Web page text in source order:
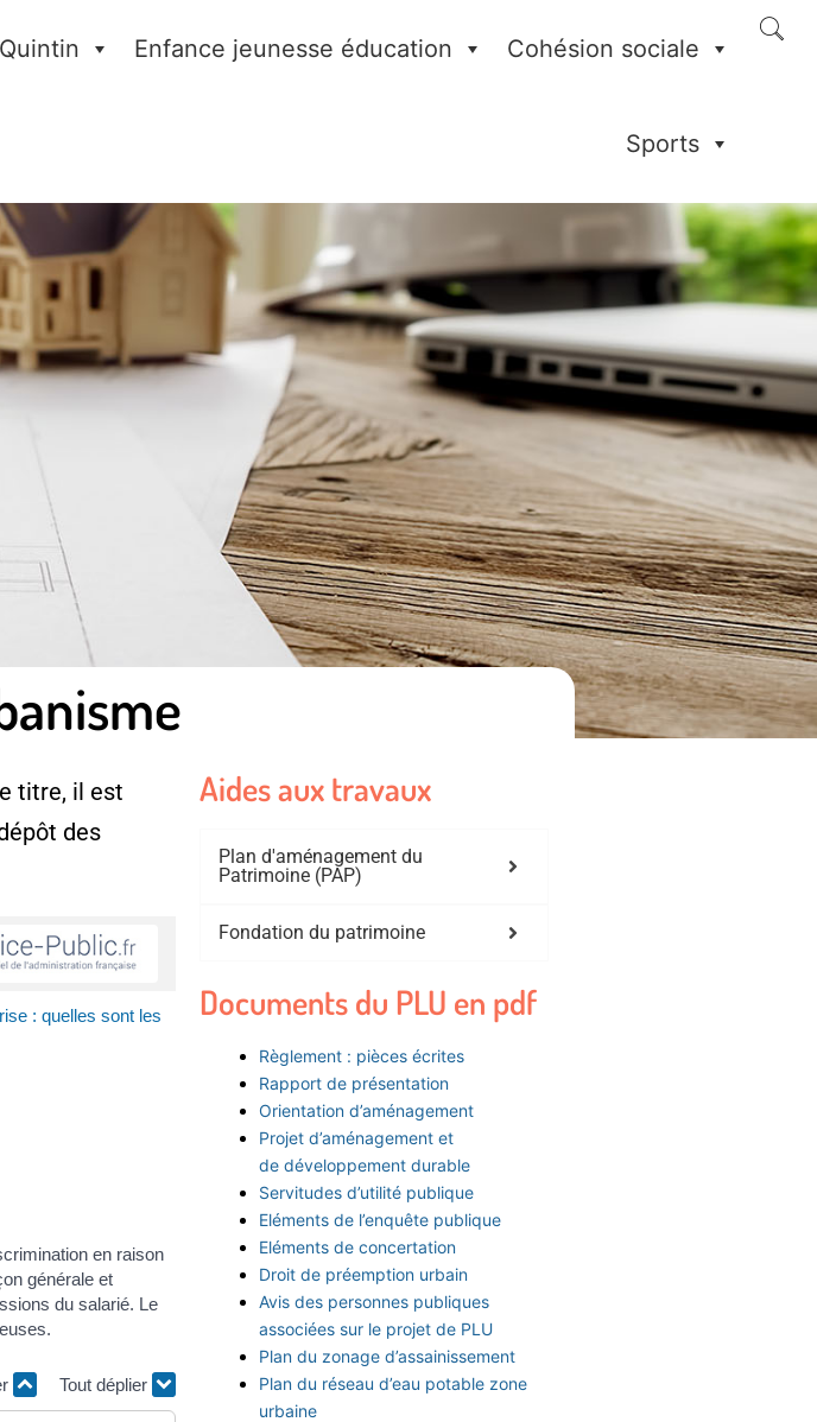
Enfance jeunesse éducation Cohésion sociale
Sports
titre, il est
des
: quelles sont les
en raison
générale et
du salarié. Le
Tout déplier
Aides aux travaux
Plan d'aménagement du
Patrimoine (PAP)
Fondation du patrimoine
Documents du PLU en pdf
Règlement : pièces écrites
Rapport de présentation
Orientation d’aménagement
Projet d’aménagement et
de développement durable
Servitudes d’utilité publique
Eléments de l’enquête publique
Eléments de concertation
Droit de préemption urbain
Avis des personnes publiques
associées sur le projet de PLU
Plan du zonage d’assainissement
Plan du réseau d’eau potable zone
urbaine